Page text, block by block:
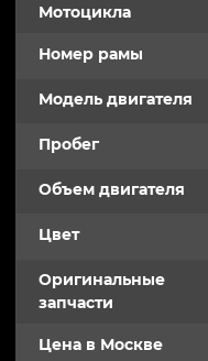
Мотоцикла
Номер рамы
Модель двигателя
Пробег
Объем двигателя
Цвет
Оригинальные
запчасти
Цена в Москве